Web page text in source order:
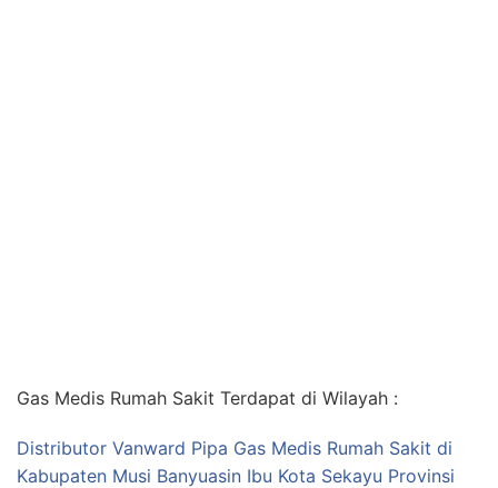
Gas Medis Rumah Sakit Terdapat di Wilayah :
Distributor Vanward Pipa Gas Medis Rumah Sakit di
Kabupaten Musi Banyuasin Ibu Kota Sekayu Provinsi